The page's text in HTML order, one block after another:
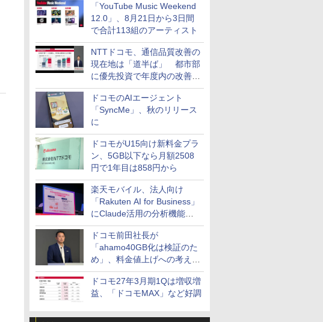
「YouTube Music Weekend
12.0」、8月21日から3日間
で合計113組のアーティスト
NTTドコモ、通信品質改善の
現在地は「道半ば」 都市部
に優先投資で年度内の改善目
指す
ドコモのAIエージェント
「SyncMe」、秋のリリース
に
ドコモがU15向け新料金プラ
ン、5GB以下なら月額2508
円で1年目は858円から
楽天モバイル、法人向け
「Rakuten AI for Business」
にClaude活用の分析機能な
どを追加
ドコモ前田社長が
「ahamo40GB化は検証のた
め」、料金値上げへの考え方
にも言及
ドコモ27年3月期1Qは増収増
益、「ドコモMAX」など好調